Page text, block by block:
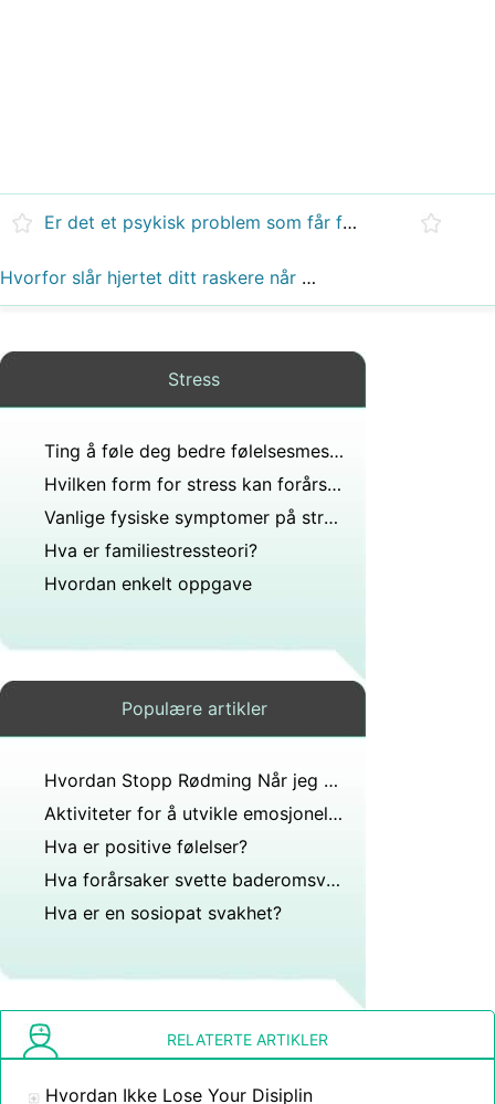
Er det et psykisk problem som får folk til å lyve?
Hvorfor slår hjertet ditt raskere når kroppen er under stress?
Stress
Ting å føle deg bedre følelsesmessig
Hvilken form for stress kan forårsake umiddelbare og langvarige problemer med et helsemessig velvære?
Vanlige fysiske symptomer på stress
Hva er familiestressteori?
Hvordan enkelt oppgave
Populære artikler
Hvordan Stopp Rødming Når jeg er flau
Aktiviteter for å utvikle emosjonelle intelligens ferdigheter
Hva er positive følelser?
Hva forårsaker svette baderomsvegger?
Hva er en sosiopat svakhet?
RELATERTE ARTIKLER
Hvordan Ikke Lose Your Disiplin